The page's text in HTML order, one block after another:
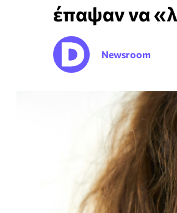
έπαψαν να
Newsroom